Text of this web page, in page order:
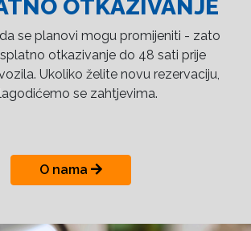
OTKAZIVANJE
se planovi mogu promijeniti - zato
otkazivanje do 48 sati prije
Ukoliko želite novu rezervaciju,
se zahtjevima.
O nama